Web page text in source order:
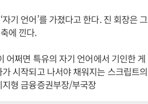
기 언어’를 가졌다고 한다. 진 회장은 그
에 낀다.
어쩌면 특유의 자기 언어에서 기인한 게
시작되고 나서야 채워지는 스크립트의
형 금융증권부장/부국장